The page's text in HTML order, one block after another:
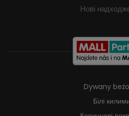
Нові
Dywany
Білі